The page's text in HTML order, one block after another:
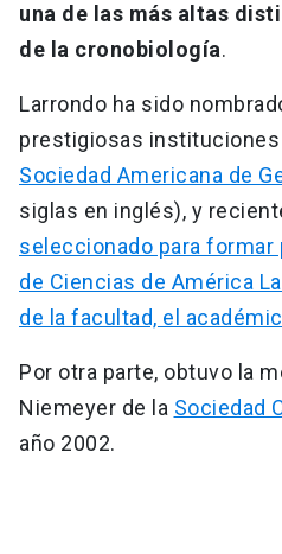
una de las más altas
de la cronobiología.
Larrondo ha sido
prestigiosas
Sociedad Americana de
siglas en inglés), y
seleccionado para formar
de Ciencias de América
de la facultad, el
Por otra parte, obtuvo la
Niemeyer de la Sociedad
año 2002.